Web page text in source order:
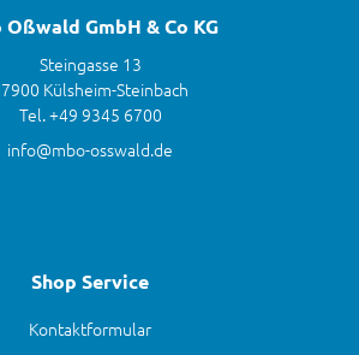
Oßwald GmbH & Co KG
Steingasse 13
Külsheim-Steinbach
Tel. +49 9345 6700
info@mbo-osswald.de
Shop Service
Kontaktformular